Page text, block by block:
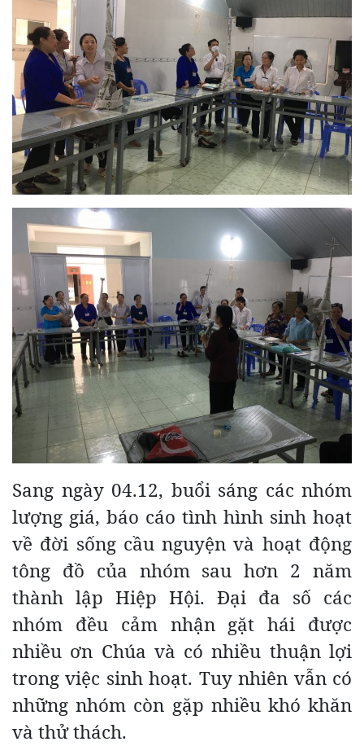
Sang ngày 04.12, buổi sáng các nhóm
lượng giá, báo cáo tình hình sinh hoạt
về đời sống cầu nguyện và hoạt động
tông đồ của nhóm sau hơn 2 năm
thành lập Hiệp Hội. Đại đa số các
nhóm đều cảm nhận gặt hái được
nhiều ơn Chúa và có nhiều thuận lợi
trong việc sinh hoạt. Tuy nhiên vẫn có
những nhóm còn gặp nhiều khó khăn
và thử thách.